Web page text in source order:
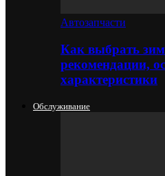
Автозапчасти
Как выбрать
рекомендации,
характеристики
Обслуживание